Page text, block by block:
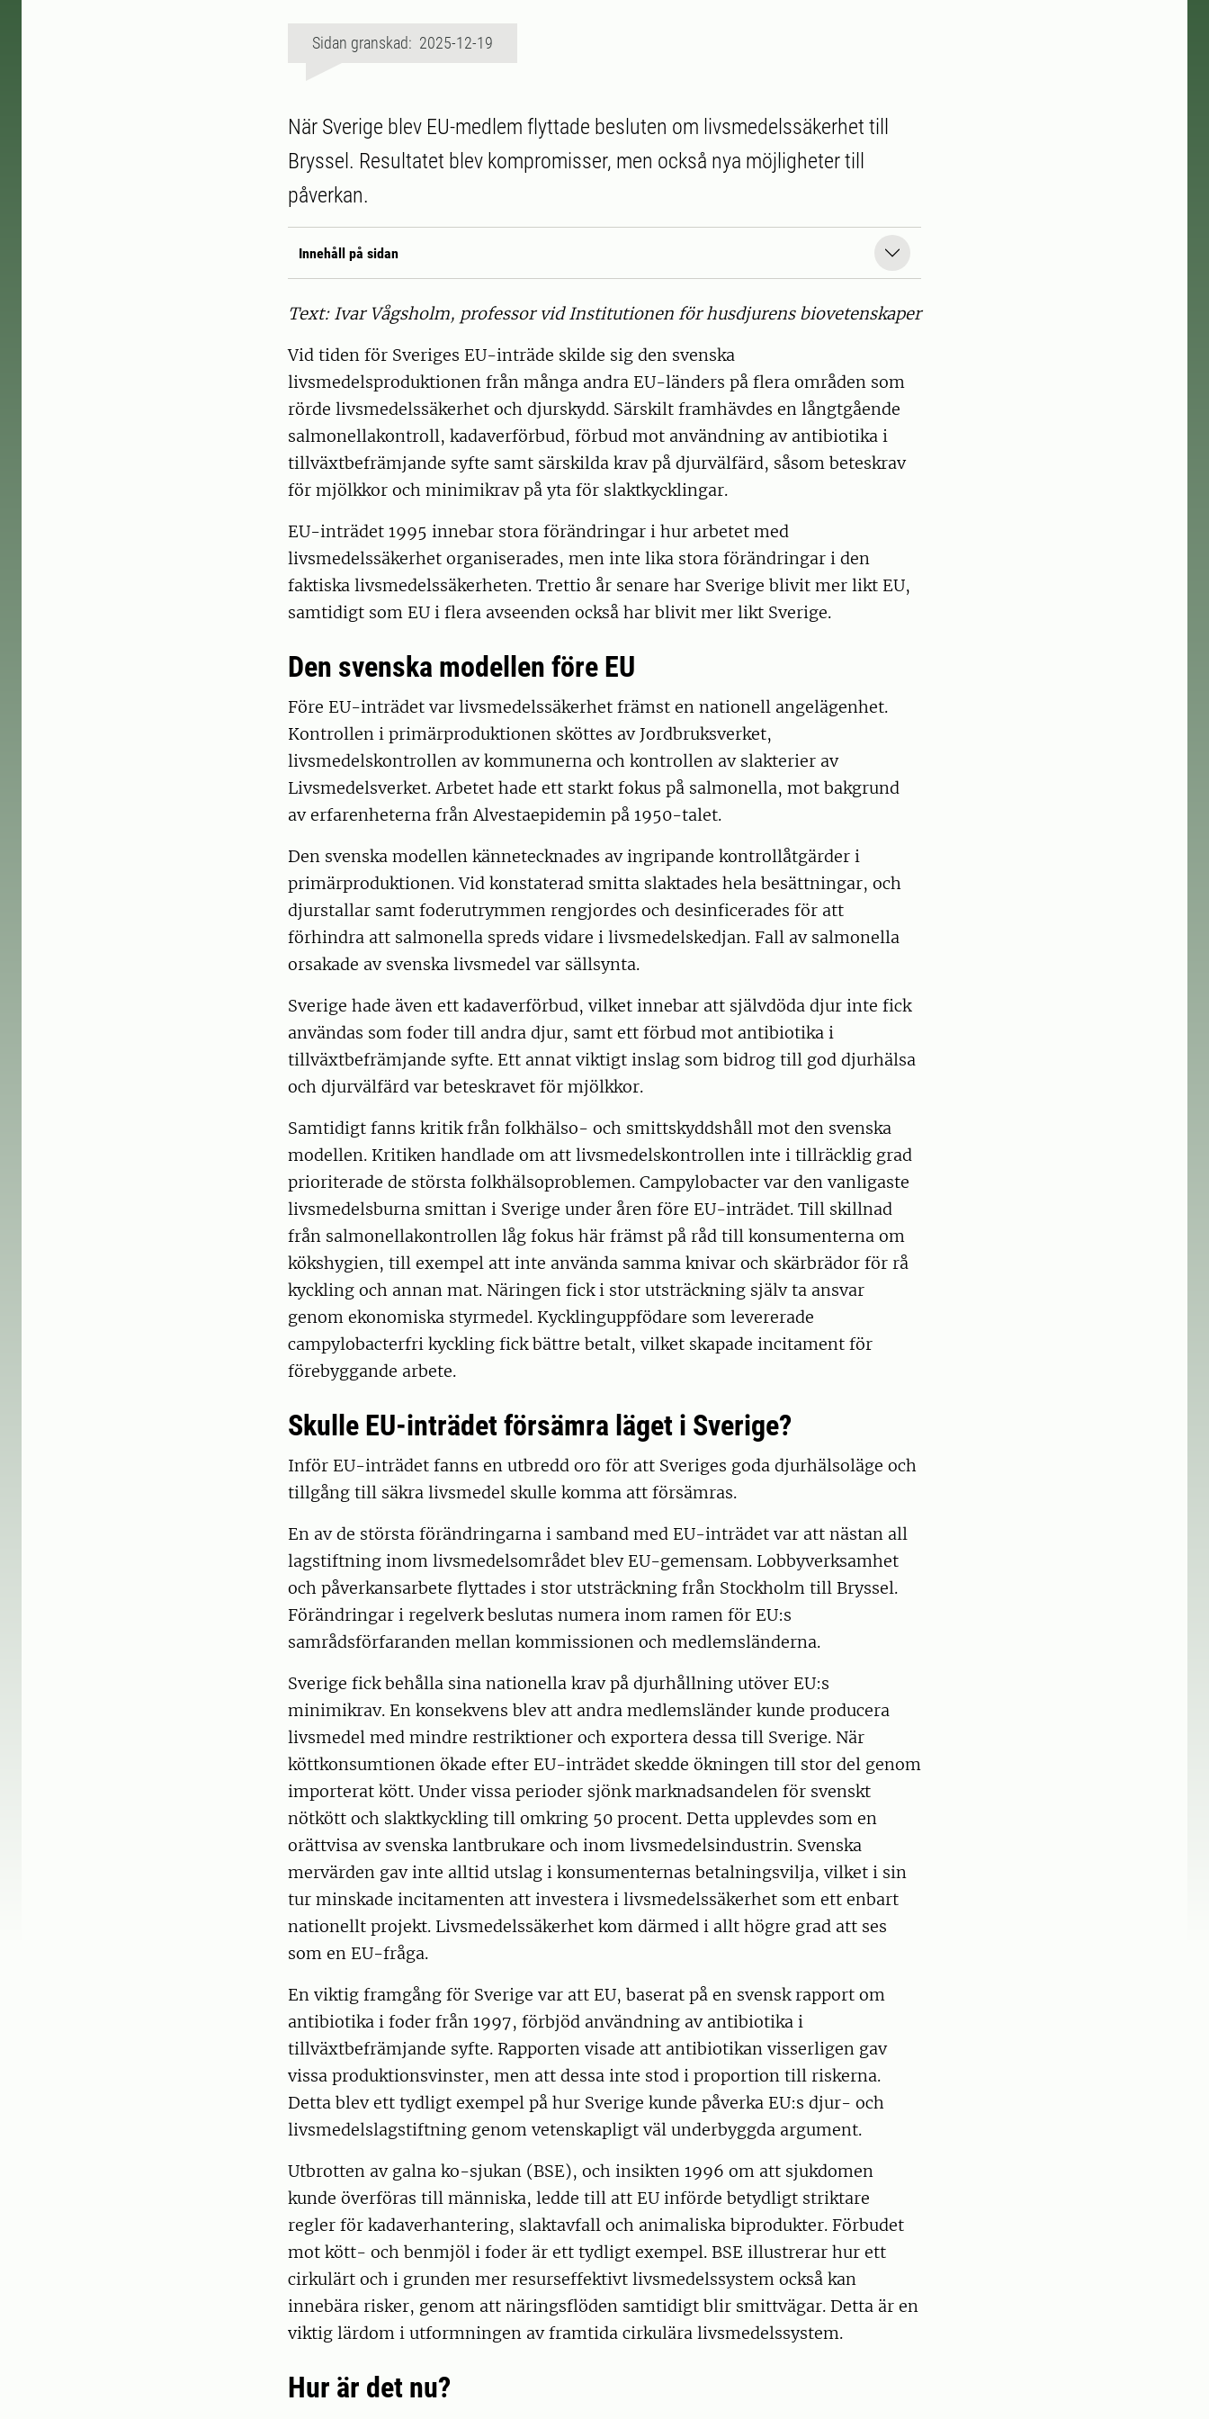
Sidan granskad: 2025-12-19
När Sverige blev EU-medlem flyttade besluten om livsmedelssäkerhet till
Bryssel. Resultatet blev kompromisser, men också nya möjligheter till
påverkan.
Innehåll på sidan
Text: Ivar Vågsholm, professor vid Institutionen för husdjurens biovetenskaper
Vid tiden för Sveriges EU-inträde skilde sig den svenska
livsmedelsproduktionen från många andra EU-länders på flera områden som
rörde livsmedelssäkerhet och djurskydd. Särskilt framhävdes en långtgående
salmonellakontroll, kadaverförbud, förbud mot användning av antibiotika i
tillväxtbefrämjande syfte samt särskilda krav på djurvälfärd, såsom beteskrav
för mjölkkor och minimikrav på yta för slaktkycklingar.
EU-inträdet 1995 innebar stora förändringar i hur arbetet med
livsmedelssäkerhet organiserades, men inte lika stora förändringar i den
faktiska livsmedelssäkerheten. Trettio år senare har Sverige blivit mer likt EU,
samtidigt som EU i flera avseenden också har blivit mer likt Sverige.
Den svenska modellen före EU
Före EU-inträdet var livsmedelssäkerhet främst en nationell angelägenhet.
Kontrollen i primärproduktionen sköttes av Jordbruksverket,
livsmedelskontrollen av kommunerna och kontrollen av slakterier av
Livsmedelsverket. Arbetet hade ett starkt fokus på salmonella, mot bakgrund
av erfarenheterna från Alvestaepidemin på 1950-talet.
Den svenska modellen kännetecknades av ingripande kontrollåtgärder i
primärproduktionen. Vid konstaterad smitta slaktades hela besättningar, och
djurstallar samt foderutrymmen rengjordes och desinficerades för att
förhindra att salmonella spreds vidare i livsmedelskedjan. Fall av salmonella
orsakade av svenska livsmedel var sällsynta.
Sverige hade även ett kadaverförbud, vilket innebar att självdöda djur inte fick
användas som foder till andra djur, samt ett förbud mot antibiotika i
tillväxtbefrämjande syfte. Ett annat viktigt inslag som bidrog till god djurhälsa
och djurvälfärd var beteskravet för mjölkkor.
Samtidigt fanns kritik från folkhälso- och smittskyddshåll mot den svenska
modellen. Kritiken handlade om att livsmedelskontrollen inte i tillräcklig grad
prioriterade de största folkhälsoproblemen. Campylobacter var den vanligaste
livsmedelsburna smittan i Sverige under åren före EU-inträdet. Till skillnad
från salmonellakontrollen låg fokus här främst på råd till konsumenterna om
kökshygien, till exempel att inte använda samma knivar och skärbrädor för rå
kyckling och annan mat. Näringen fick i stor utsträckning själv ta ansvar
genom ekonomiska styrmedel. Kycklinguppfödare som levererade
campylobacterfri kyckling fick bättre betalt, vilket skapade incitament för
förebyggande arbete.
Skulle EU-inträdet försämra läget i Sverige?
Inför EU-inträdet fanns en utbredd oro för att Sveriges goda djurhälsoläge och
tillgång till säkra livsmedel skulle komma att försämras.
En av de största förändringarna i samband med EU-inträdet var att nästan all
lagstiftning inom livsmedelsområdet blev EU-gemensam. Lobbyverksamhet
och påverkansarbete flyttades i stor utsträckning från Stockholm till Bryssel.
Förändringar i regelverk beslutas numera inom ramen för EU:s
samrådsförfaranden mellan kommissionen och medlemsländerna.
Sverige fick behålla sina nationella krav på djurhållning utöver EU:s
minimikrav. En konsekvens blev att andra medlemsländer kunde producera
livsmedel med mindre restriktioner och exportera dessa till Sverige. När
köttkonsumtionen ökade efter EU-inträdet skedde ökningen till stor del genom
importerat kött. Under vissa perioder sjönk marknadsandelen för svenskt
nötkött och slaktkyckling till omkring 50 procent. Detta upplevdes som en
orättvisa av svenska lantbrukare och inom livsmedelsindustrin. Svenska
mervärden gav inte alltid utslag i konsumenternas betalningsvilja, vilket i sin
tur minskade incitamenten att investera i livsmedelssäkerhet som ett enbart
nationellt projekt. Livsmedelssäkerhet kom därmed i allt högre grad att ses
som en EU-fråga.
En viktig framgång för Sverige var att EU, baserat på en svensk rapport om
antibiotika i foder från 1997, förbjöd användning av antibiotika i
tillväxtbefrämjande syfte. Rapporten visade att antibiotikan visserligen gav
vissa produktionsvinster, men att dessa inte stod i proportion till riskerna.
Detta blev ett tydligt exempel på hur Sverige kunde påverka EU:s djur- och
livsmedelslagstiftning genom vetenskapligt väl underbyggda argument.
Utbrotten av galna ko-sjukan (BSE), och insikten 1996 om att sjukdomen
kunde överföras till människa, ledde till att EU införde betydligt striktare
regler för kadaverhantering, slaktavfall och animaliska biprodukter. Förbudet
mot kött- och benmjöl i foder är ett tydligt exempel. BSE illustrerar hur ett
cirkulärt och i grunden mer resurseffektivt livsmedelssystem också kan
innebära risker, genom att näringsflöden samtidigt blir smittvägar. Detta är en
viktig lärdom i utformningen av framtida cirkulära livsmedelssystem.
Hur är det nu?